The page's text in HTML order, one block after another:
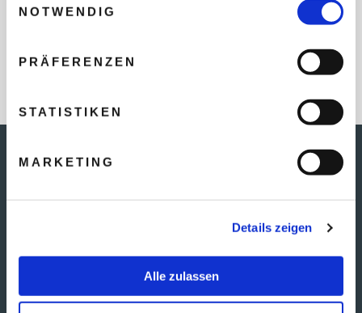
NOTWENDIG
PRÄFERENZEN
STATISTIKEN
MARKETING
Details zeigen
Alle zulassen